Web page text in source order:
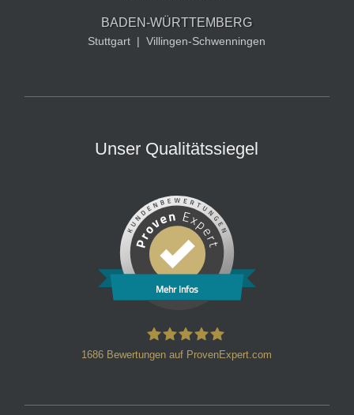
BADEN-WÜRTTEMBERG
Stuttgart | Villingen-Schwenningen
Unser Qualitätssiegel
Mehr Infos
1686 Bewertungen auf ProvenExpert.com